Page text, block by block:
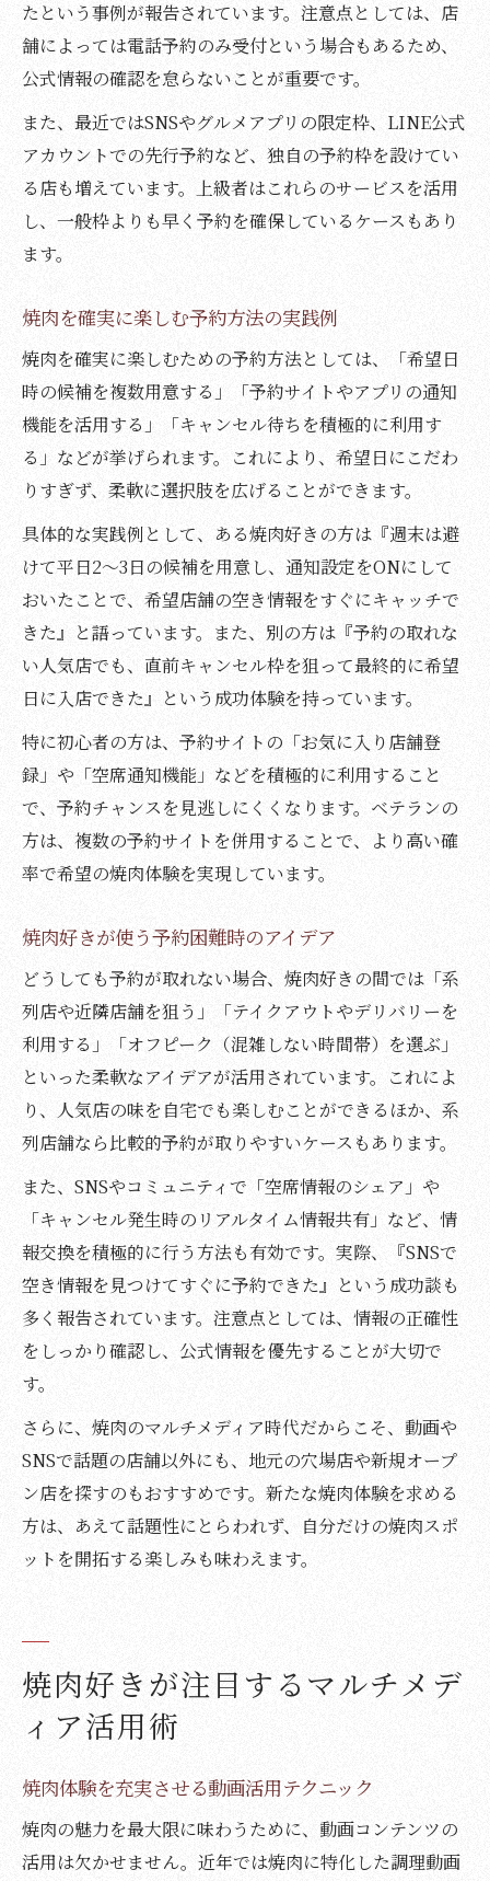
たという事例が報告されています。注意点としては、店
舗によっては電話予約のみ受付という場合もあるため、
公式情報の確認を怠らないことが重要です。
また、最近ではSNSやグルメアプリの限定枠、LINE公式
アカウントでの先行予約など、独自の予約枠を設けてい
る店も増えています。上級者はこれらのサービスを活用
し、一般枠よりも早く予約を確保しているケースもあり
ます。
焼肉を確実に楽しむ予約方法の実践例
焼肉を確実に楽しむための予約方法としては、「希望日
時の候補を複数用意する」「予約サイトやアプリの通知
機能を活用する」「キャンセル待ちを積極的に利用す
る」などが挙げられます。これにより、希望日にこだわ
りすぎず、柔軟に選択肢を広げることができます。
具体的な実践例として、ある焼肉好きの方は『週末は避
けて平日2〜3日の候補を用意し、通知設定をONにして
おいたことで、希望店舗の空き情報をすぐにキャッチで
きた』と語っています。また、別の方は『予約の取れな
い人気店でも、直前キャンセル枠を狙って最終的に希望
日に入店できた』という成功体験を持っています。
特に初心者の方は、予約サイトの「お気に入り店舗登
録」や「空席通知機能」などを積極的に利用すること
で、予約チャンスを見逃しにくくなります。ベテランの
方は、複数の予約サイトを併用することで、より高い確
率で希望の焼肉体験を実現しています。
焼肉好きが使う予約困難時のアイデア
どうしても予約が取れない場合、焼肉好きの間では「系
列店や近隣店舗を狙う」「テイクアウトやデリバリーを
利用する」「オフピーク（混雑しない時間帯）を選ぶ」
といった柔軟なアイデアが活用されています。これによ
り、人気店の味を自宅でも楽しむことができるほか、系
列店舗なら比較的予約が取りやすいケースもあります。
また、SNSやコミュニティで「空席情報のシェア」や
「キャンセル発生時のリアルタイム情報共有」など、情
報交換を積極的に行う方法も有効です。実際、『SNSで
空き情報を見つけてすぐに予約できた』という成功談も
多く報告されています。注意点としては、情報の正確性
をしっかり確認し、公式情報を優先することが大切で
す。
さらに、焼肉のマルチメディア時代だからこそ、動画や
SNSで話題の店舗以外にも、地元の穴場店や新規オープ
ン店を探すのもおすすめです。新たな焼肉体験を求める
方は、あえて話題性にとらわれず、自分だけの焼肉スポ
ットを開拓する楽しみも味わえます。
焼肉好きが注目するマルチメデ
ィア活用術
焼肉体験を充実させる動画活用テクニック
焼肉の魅力を最大限に味わうために、動画コンテンツの
活用は欠かせません。近年では焼肉に特化した調理動画